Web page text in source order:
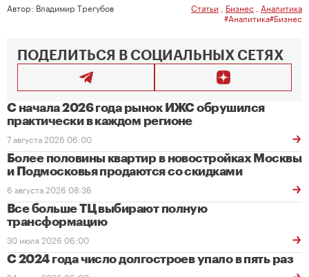
Автор: Владимир Трегубов Статьи Бизнес Аналитика
#Аналитика#Бизнес
ПОДЕЛИТЬСЯ В СОЦИАЛЬНЫХ СЕТЯХ
С начала 2026 года рынок ИЖС обрушился
практически в каждом регионе
7 августа 2026 06:00
Более половины квартир в новостройках Москвы
и Подмосковья продаются со скидками
6 августа 2026 08:36
Все больше ТЦ выбирают полную
трансформацию
30 июля 2026 06:00
С 2024 года число долгостроев упало в пять раз